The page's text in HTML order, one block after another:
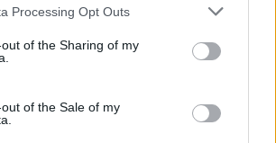
Processing Opt Outs
of the Sharing of my
of the Sale of my
¡íóíóáóó¿íé
Seo
Top Seo
¡íóíóáíóóááá¿íúé
dar tu opinión